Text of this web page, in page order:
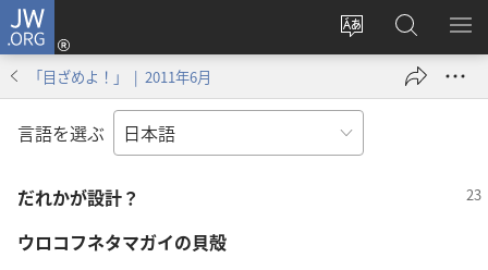
JW.ORG
サ
ト
の
言
ロ
グ
ン
し
JW.ORG
の
検
メ
を
「目ざめよ！」 | 2011年6月
言語を選ぶ
だれかが設計？
ウロコフネタマガイの貝殻